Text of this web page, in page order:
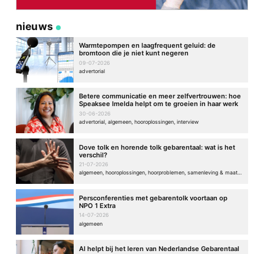
nieuws
Warmtepompen en laagfrequent geluid: de
bromtoon die je niet kunt negeren
09-07-2026
advertorial
Betere communicatie en meer zelfvertrouwen: hoe
Speaksee Imelda helpt om te groeien in haar werk
30-06-2026
advertorial, algemeen, hooroplossingen, interview
Dove tolk en horende tolk gebarentaal: wat is het
verschil?
21-07-2026
algemeen, hooroplossingen, hoorproblemen, samenleving & maatschappij
Persconferenties met gebarentolk voortaan op
NPO 1 Extra
14-07-2026
algemeen
AI helpt bij het leren van Nederlandse Gebarentaal